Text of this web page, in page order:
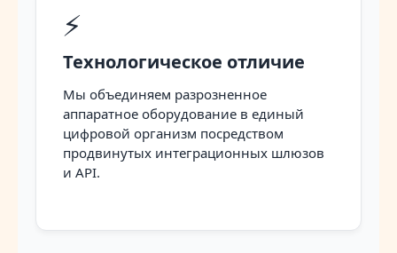
⚡
Технологическое отличие
Мы объединяем разрозненное
аппаратное оборудование в единый
цифровой организм посредством
продвинутых интеграционных шлюзов
и API.